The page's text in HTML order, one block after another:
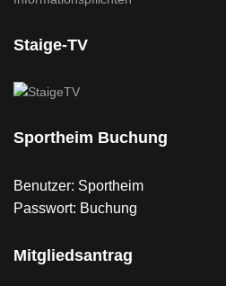
Staige-TV
Sportheim Buchung
Benutzer: Sportheim
Passwort: Buchung
Mitgliedsantrag